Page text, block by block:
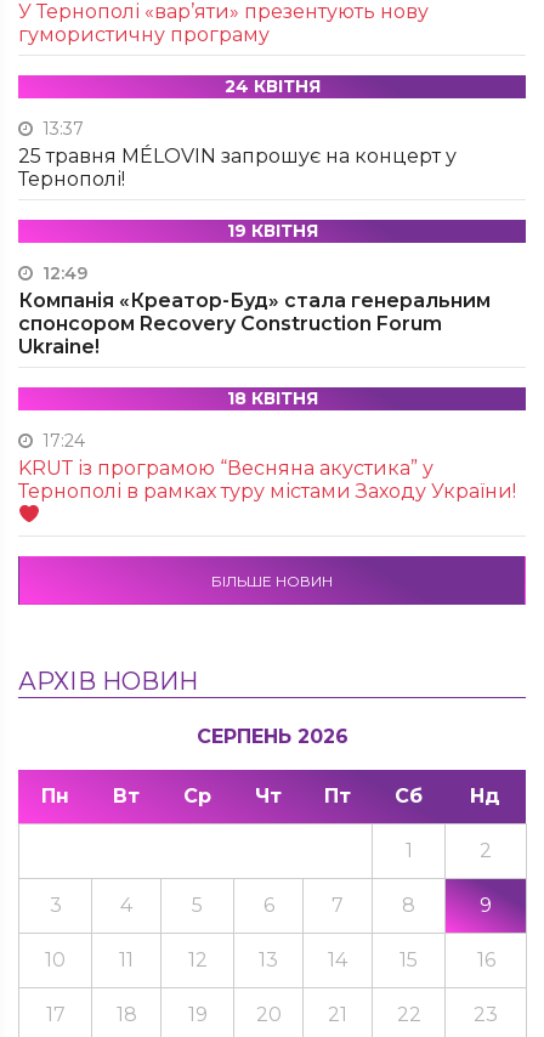
У Тернополі «вар’яти» презентують нову
гумористичну програму
24 КВІТНЯ
13:37
25 травня MÉLOVIN запрошує на концерт у
Тернополі!
19 КВІТНЯ
12:49
Компанія «Креатор-Буд» стала генеральним
спонсором Recovery Construction Forum
Ukraine!
18 КВІТНЯ
17:24
KRUТ із програмою “Весняна акустика” у
Тернополі в рамках туру містами Заходу України!
БІЛЬШЕ НОВИН
АРХІВ НОВИН
СЕРПЕНЬ 2026
Пн Вт Ср Чт Пт Сб Нд
1 2
3 4 5 6 7 8 9
10 11 12 13 14 15 16
17 18 19 20 21 22 23